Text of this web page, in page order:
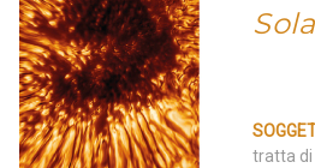
tratta di